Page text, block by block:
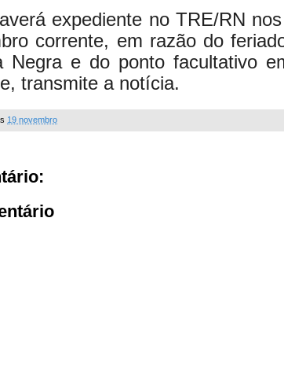
expediente no TRE/RN
corrente, em razão do
Negra e do ponto facultativo
transmite a notícia.
19 novembro